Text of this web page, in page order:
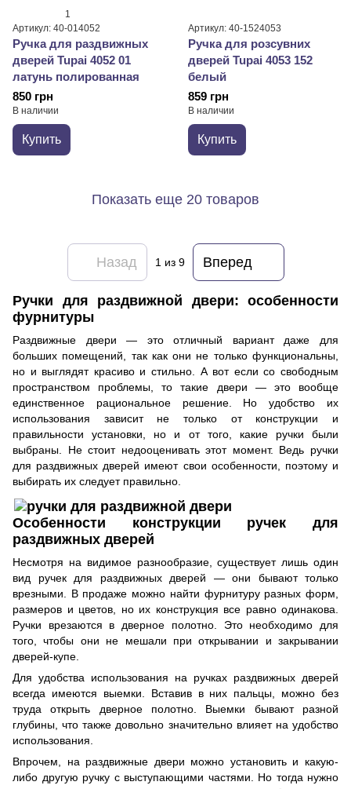
1
Артикул: 40-014052
Ручка для раздвижных
дверей Tupai 4052 01
латунь полированная
850 грн
В наличии
Купить
Артикул: 40-1524053
Ручка для розсувних
дверей Tupai 4053 152
белый
859 грн
В наличии
Купить
Показать еще 20 товаров
Назад 1 из 9 Вперед
Ручки для раздвижной двери: особенности
фурнитуры
Раздвижные двери — это отличный вариант даже для
больших помещений, так как они не только функциональны,
но и выглядят красиво и стильно. А вот если со свободным
пространством проблемы, то такие двери — это вообще
единственное рациональное решение. Но удобство их
использования зависит не только от конструкции и
правильности установки, но и от того, какие ручки были
выбраны. Не стоит недооценивать этот момент. Ведь ручки
для раздвижных дверей имеют свои особенности, поэтому и
выбирать их следует правильно.
Особенности конструкции ручек для
раздвижных дверей
Несмотря на видимое разнообразие, существует лишь один
вид ручек для раздвижных дверей — они бывают только
врезными. В продаже можно найти фурнитуру разных форм,
размеров и цветов, но их конструкция все равно одинакова.
Ручки врезаются в дверное полотно. Это необходимо для
того, чтобы они не мешали при открывании и закрывании
дверей-купе.
Для удобства использования на ручках раздвижных дверей
всегда имеются выемки. Вставив в них пальцы, можно без
труда открыть дверное полотно. Выемки бывают разной
глубины, что также довольно значительно влияет на удобство
использования.
Впрочем, на раздвижные двери можно установить и какую-
либо другую ручку с выступающими частями. Но тогда нужно